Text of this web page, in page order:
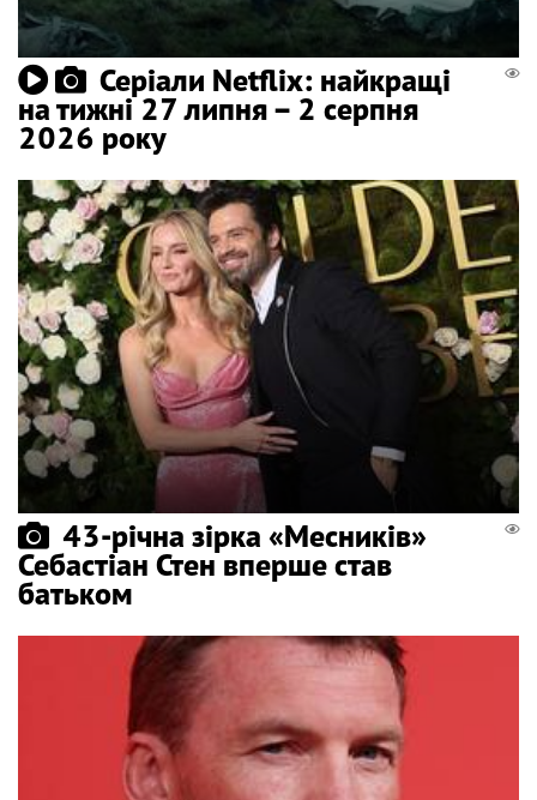
Серіали Netflix: найкращі
на тижні 27 липня – 2 серпня
2026 року
43-річна зірка «Месників»
Себастіан Стен вперше став
батьком